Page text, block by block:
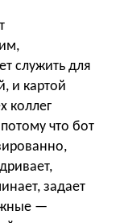
служить для
и картой
коллег
что бот
задает
—